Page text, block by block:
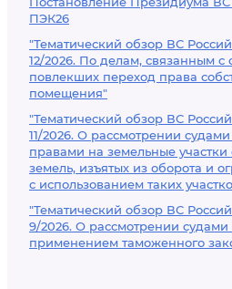
ПЭК26
"Тематический обзор ВС
12/2026. По делам, связанным с
повлекших переход права
помещения"
"Тематический обзор ВС
11/2026. О рассмотрении
правами на земельные участки
земель, изъятых из оборота и
с использованием таких
"Тематический обзор ВС
9/2026. О рассмотрении судами
применением таможенного